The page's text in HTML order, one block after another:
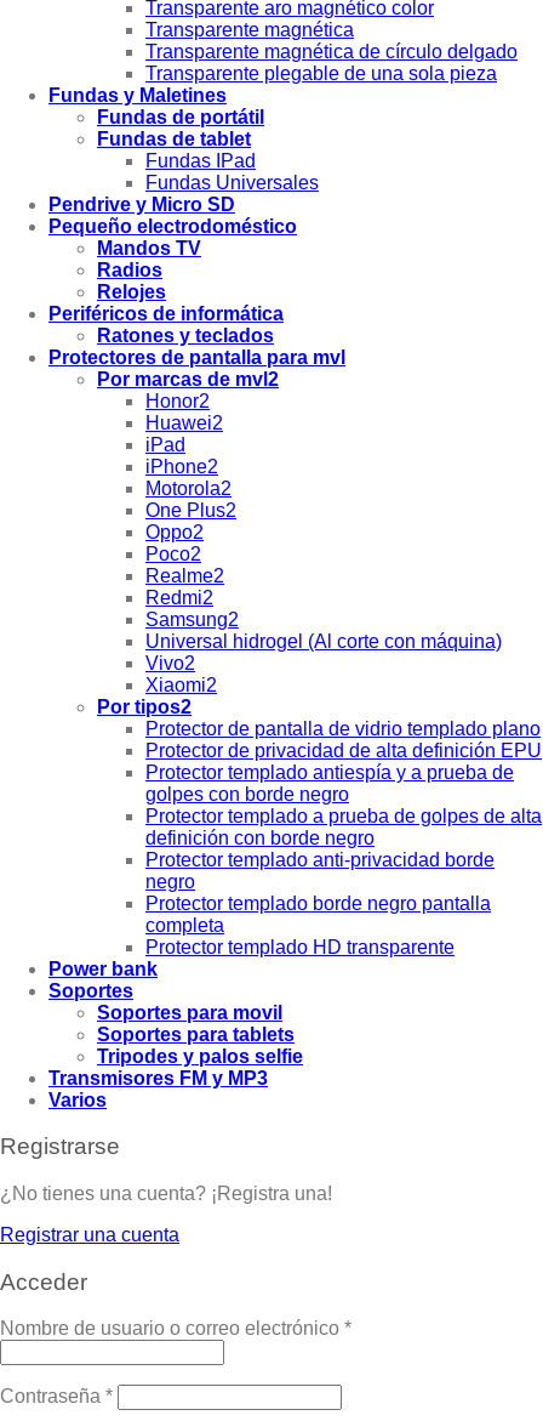
Transparente aro magnético color
Transparente magnética
Transparente magnética de círculo delgado
Transparente plegable de una sola pieza
Fundas y Maletines
Fundas de portátil
Fundas de tablet
Fundas IPad
Fundas Universales
Pendrive y Micro SD
Pequeño electrodoméstico
Mandos TV
Radios
Relojes
Periféricos de informática
Ratones y teclados
Protectores de pantalla para mvl
Por marcas de mvl2
Honor2
Huawei2
iPad
iPhone2
Motorola2
One Plus2
Oppo2
Poco2
Realme2
Redmi2
Samsung2
Universal hidrogel (Al corte con máquina)
Vivo2
Xiaomi2
Por tipos2
Protector de pantalla de vidrio templado plano
Protector de privacidad de alta definición EPU
Protector templado antiespía y a prueba de
golpes con borde negro
Protector templado a prueba de golpes de alta
definición con borde negro
Protector templado anti-privacidad borde
negro
Protector templado borde negro pantalla
completa
Protector templado HD transparente
Power bank
Soportes
Soportes para movil
Soportes para tablets
Tripodes y palos selfie
Transmisores FM y MP3
Varios
Registrarse
¿No tienes una cuenta? ¡Registra una!
Registrar una cuenta
Acceder
Nombre de usuario o correo electrónico *
Contraseña *